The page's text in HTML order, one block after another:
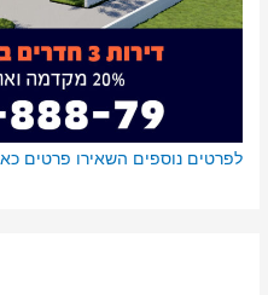
לפרטים נוספים השאירו פרטים